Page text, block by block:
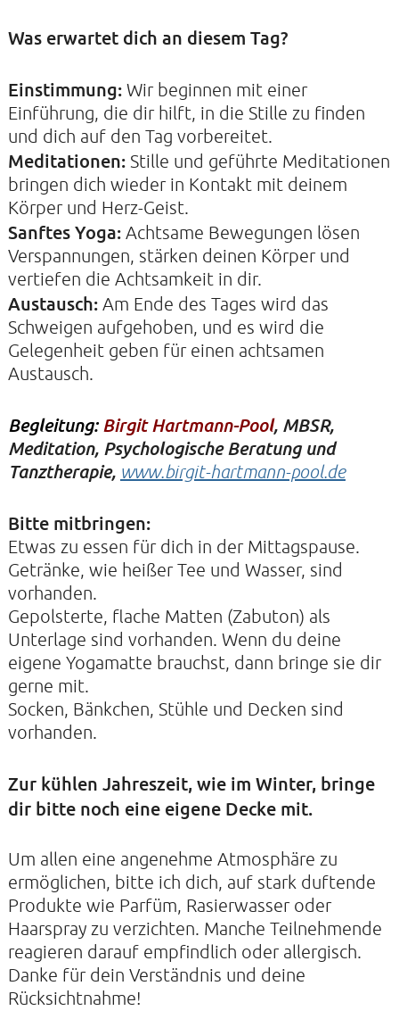
Was erwartet dich an diesem Tag?
Einstimmung:Wir beginnen mit einer
Einführung, die dir hilft, in die Stille zu finden
und dich auf den Tag vorbereitet.
Meditationen:Stille und geführte Meditationen
bringen dich wieder in Kontakt mit deinem
Körper und Herz-Geist.
Sanftes Yoga:Achtsame Bewegungen lösen
Verspannungen, stärken deinen Körper und
vertiefen die Achtsamkeit in dir.
Austausch:Am Ende des Tages wird das
Schweigen aufgehoben, und es wird die
Gelegenheit geben für einen achtsamen
Austausch.
Begleitung: Birgit Hartmann-Pool, MBSR,
Meditation, Psychologische Beratung und
Tanztherapie, www.birgit-hartmann-pool.de
Bitte mitbringen:
Etwas zu essen für dich in der Mittagspause.
Getränke, wie heißer Tee und Wasser, sind
vorhanden.
Gepolsterte, flache Matten (Zabuton) als
Unterlage sind vorhanden. Wenn du deine
eigene Yogamatte brauchst, dann bringe sie dir
gerne mit.
Socken, Bänkchen, Stühle und Decken sind
vorhanden.
Zur kühlen Jahreszeit, wie im Winter, bringe
dir bitte noch eine eigene Decke mit.
Um allen eine angenehme Atmosphäre zu
ermöglichen, bitte ich dich, auf stark duftende
Produkte wie Parfüm, Rasierwasser oder
Haarspray zu verzichten. Manche Teilnehmende
reagieren darauf empfindlich oder allergisch.
Danke für dein Verständnis und deine
Rücksichtnahme!